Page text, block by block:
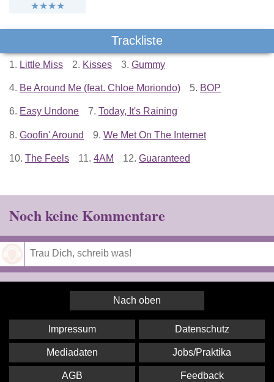
Trackliste
1. Little Miss 2. Kisses 3. Gummy
4. Be Around Me (feat. Chloe Moriondo) 5. BOP
6. Easy Undone 7. Today, It's Raining
8. Goofin' Around 9. We Met On The Internet
10. The Feels 11. 4AM 12. Guaranteed
Noch keine Kommentare
Nach oben
Impressum Datenschutz
Mediadaten Jobs/Praktika
AGB Feedback